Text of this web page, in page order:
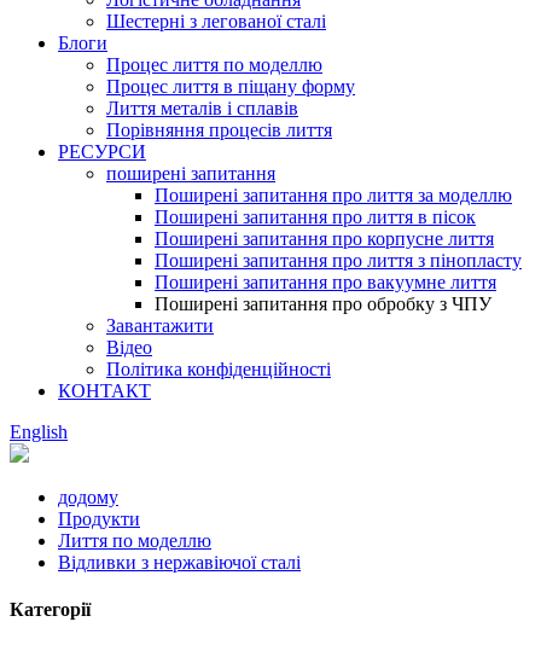
Шестерні з легованої сталі
Блоги
Процес лиття по моделлю
Процес лиття в піщану форму
Лиття металів і сплавів
Порівняння процесів лиття
РЕСУРСИ
поширені запитання
Поширені запитання про лиття за моделлю
Поширені запитання про лиття в пісок
Поширені запитання про корпусне лиття
Поширені запитання про лиття з пінопласту
Поширені запитання про вакуумне лиття
Поширені запитання про обробку з ЧПУ
Завантажити
Відео
Політика конфіденційності
КОНТАКТ
English
додому
Продукти
Лиття по моделлю
Відливки з нержавіючої сталі
Категорії